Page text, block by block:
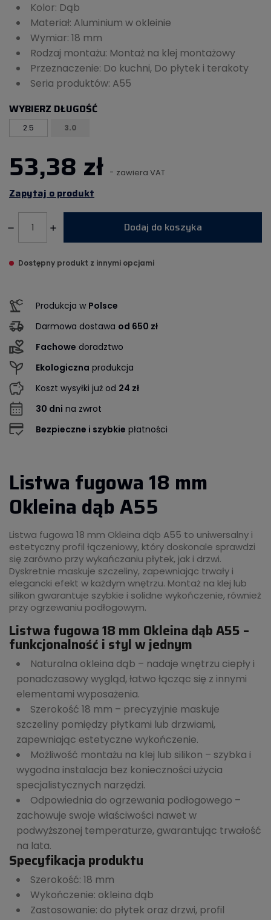
Kolor: Dąb
Materiał: Aluminium w okleinie
Wymiar: 18 mm
Rodzaj montażu: Montaż na klej montażowy
Przeznaczenie: Do kuchni, Do płytek i terakoty
Seria produktów: A55
WYBIERZ DŁUGOŚĆ
2.5 3.0
53,38 zł - zawiera VAT
Zapytaj o produkt
Dodaj do koszyka
Dostępny produkt z innymi opcjami
Produkcja w Polsce
Darmowa dostawa od 650 zł
Fachowe doradztwo
Ekologiczna produkcja
Koszt wysyłki już od 24 zł
30 dni na zwrot
Bezpieczne i szybkie płatności
Listwa fugowa 18 mm
Okleina dąb A55
Listwa fugowa 18 mm Okleina dąb A55 to uniwersalny i
estetyczny profil łączeniowy, który doskonale sprawdzi
się zarówno przy wykańczaniu płytek, jak i drzwi.
Dyskretnie maskuje szczeliny, zapewniając trwały i
elegancki efekt w każdym wnętrzu. Montaż na klej lub
silikon gwarantuje szybkie i solidne wykończenie, również
przy ogrzewaniu podłogowym.
Listwa fugowa 18 mm Okleina dąb A55 –
funkcjonalność i styl w jednym
Naturalna okleina dąb – nadaje wnętrzu ciepły i
ponadczasowy wygląd, łatwo łącząc się z innymi
elementami wyposażenia.
Szerokość 18 mm – precyzyjnie maskuje
szczeliny pomiędzy płytkami lub drzwiami,
zapewniając estetyczne wykończenie.
Możliwość montażu na klej lub silikon – szybka i
wygodna instalacja bez konieczności użycia
specjalistycznych narzędzi.
Odpowiednia do ogrzewania podłogowego –
zachowuje swoje właściwości nawet w
podwyższonej temperaturze, gwarantując trwałość
na lata.
Specyfikacja produktu
Szerokość: 18 mm
Wykończenie: okleina dąb
Zastosowanie: do płytek oraz drzwi, profil